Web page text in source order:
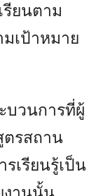
รียนตาม
เป้าหมาย
บวนการที่ผู้
ตรสถาน
เรียนรู้เป็น
งานนั้น